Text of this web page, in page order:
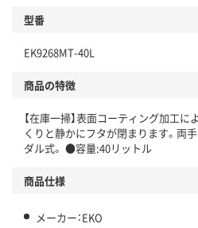
型番
EK9268MT-40L
商品の特徴
【在庫一掃】表面コーティング加工に
くりと静かにフタが閉まります。両
ダル式。 ●容量:40リットル
商品仕様
メーカー：EKO